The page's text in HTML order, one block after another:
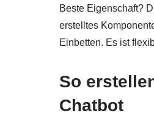
Beste Eigenschaft?
erstelltes
Einbetten. Es ist
So
Chatbot